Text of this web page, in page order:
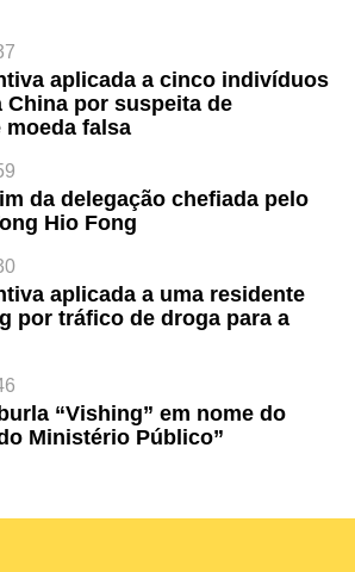
aplicada a cinco indivíduos
China por suspeita de
moeda falsa
da delegação chefiada pelo
Hio Fong
aplicada a uma residente
por tráfico de droga para a
“Vishing” em nome do
Ministério Público”